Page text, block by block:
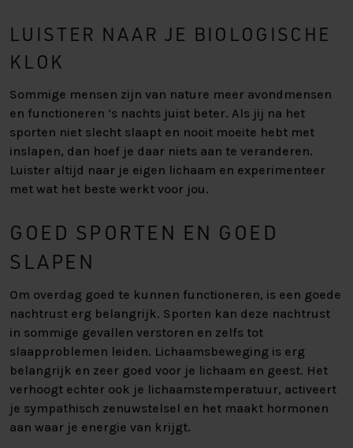
LUISTER NAAR JE BIOLOGISCHE
KLOK
Sommige mensen zijn van nature meer avondmensen
en functioneren ’s nachts juist beter. Als jij na het
sporten niet slecht slaapt en nooit moeite hebt met
inslapen, dan hoef je daar niets aan te veranderen.
Luister altijd naar je eigen lichaam en experimenteer
met wat het beste werkt voor jou.
GOED SPORTEN EN GOED
SLAPEN
Om overdag goed te kunnen functioneren, is een goede
nachtrust erg belangrijk. Sporten kan deze nachtrust
in sommige gevallen verstoren en zelfs tot
slaapproblemen leiden. Lichaamsbeweging is erg
belangrijk en zeer goed voor je lichaam en geest. Het
verhoogt echter ook je lichaamstemperatuur, activeert
je sympathisch zenuwstelsel en het maakt hormonen
aan waar je energie van krijgt.